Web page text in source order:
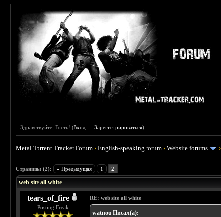
Здравствуйте, Гость! (Вход —Зарегистрироваться)
Metal Torrent Tracker Forum ›English-speaking forum ›Website forums
Страницы (2): « Предыдущая 1 2
web site all white
tears_of_fire
Posting Freak
RE: web site all white
watnou Писал(а):